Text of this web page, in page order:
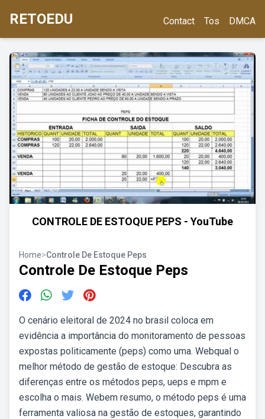
RETOEDU Contact Tos DMCA
CONTROLE DE ESTOQUE PEPS - YouTube
Home>Controle De Estoque Peps
Controle De Estoque Peps
O cenário eleitoral de 2024 no brasil coloca em
evidência a importância do monitoramento de pessoas
expostas politicamente (peps) como uma. Webqual o
melhor método de gestão de estoque: Descubra as
diferenças entre os métodos peps, ueps e mpm e
escolha o mais. Webem resumo, o método peps é uma
ferramenta valiosa na gestão de estoques, garantindo